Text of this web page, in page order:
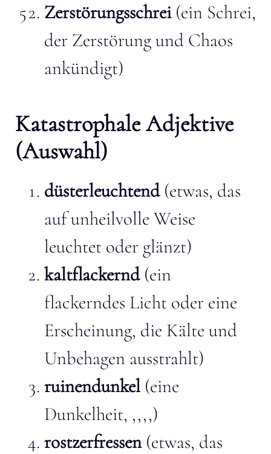
Zerstörungsschrei(ein Schrei,
der Zerstörung und Chaos
ankündigt)
Katastrophale Adjektive
(Auswahl)
düsterleuchtend (etwas, das
auf unheilvolle Weise
leuchtet oder glänzt)
kaltflackernd (ein
flackerndes Licht oder eine
Erscheinung, die Kälte und
Unbehagen ausstrahlt)
ruinendunkel (eine
Dunkelheit, ,,,,)
rostzerfressen(etwas, das